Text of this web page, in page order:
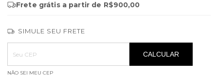
Frete grátis a partir de R$900,00
SIMULE SEU FRETE
Entregas para o CEP:
ALTERAR CEP
CALCULAR
NÃO SEI MEU CEP